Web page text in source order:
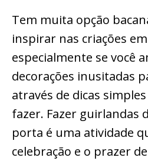
Tem muita opção
inspirar nas criações em
especialmente se você
decorações inusitadas
através de dicas
fazer. Fazer guirlandas
porta é uma atividade
celebração e o prazer